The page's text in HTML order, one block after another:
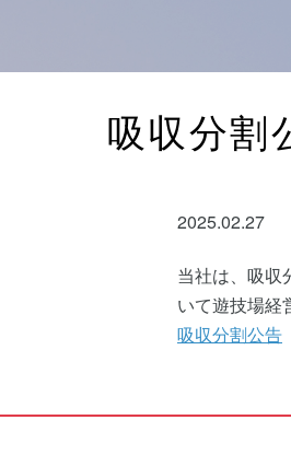
吸収分割
2025.02.27
当社は、吸収
いて遊技場経
吸収分割公告